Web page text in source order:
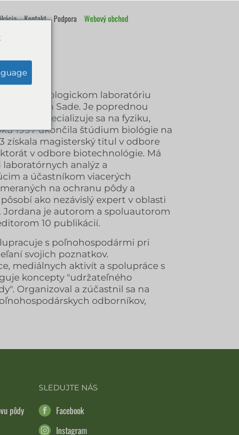
Kontakt Podpora Webový obchod
a agroekologickom laboratóriu
v Novom Sade. Je poprednou
špecializuje sa na fyziku,
1997 ukončila štúdium biológie na
získala magisterský titul v odbore
v odbore biotechnológie. Má
laboratórnych analýz a
a účastníkom viacerých
na ochranu pôdy a
ako nezávislý expert v oblasti
je autorom a spoluautorom
10 publikácií.
s poľnohospodármi pri
svojich poznatkov.
mediálnych aktivít a spolupráce s
koncepty "udržateľného
Organizoval a zúčastnil sa na
odborníkov,
pôdy
SLEDUJTE NÁS
Facebook
Instagram